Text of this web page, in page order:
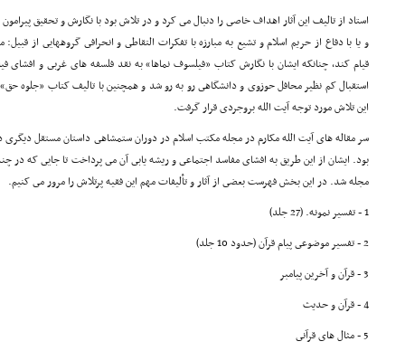
استاد از تالیف این آثار اهداف خاصى را دنبال مى کرد و در تلاش بود با نگارش و تحقیق
و یا با دفاع از حریم اسلام و تشیع به مبارزه با تفکرات التقاطى و انحرافى گروههایى از
قیام کند، چنانکه ایشان با نگارش کتاب «فیلسوف نماها» به نقد فلسفه هاى غربى و افشاى
استقبال کم نظیر محافل حوزوى و دانشگاهى رو به رو شد و همچنین با تالیف کتاب «جلوه
این تلاش مورد توجه آیت الله بروجردى قرار گرفت.
سر مقاله هاى آیت الله مکارم در مجله مکتب اسلام در دوران ستمشاهى داستان مستقل دیگرى
بود. ایشان از این طریق به افشاى مفاسد اجتماعى و ریشه یابى آن مى پرداخت تا جایى که در
مجله شد. در این بخش فهرست بعضى از آثار و تألیفات مهم این فقیه پرتلاش را مرور مى کنیم.
1 - تفسیر نمونه. (27 جلد)
2 - تفسیر موضوعى پیام قرآن (حدود 10 جلد)
3 - قرآن و آخرین پیامبر
4 - قرآن و حدیث
5 - مثال هاى قرآنى